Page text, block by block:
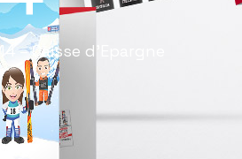
– Caisse d’Epargne